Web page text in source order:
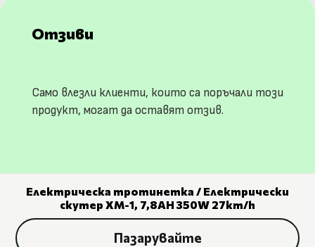
Отзиви
Само влезли клиенти, които са поръчали този
продукт, могат да оставят отзив.
Електрическа тротинетка / Електрически
скутер XM-1, 7,8AH 350W 27km/h
Пазарувайте